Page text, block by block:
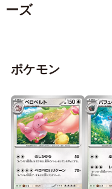
ーズ
ポケモン